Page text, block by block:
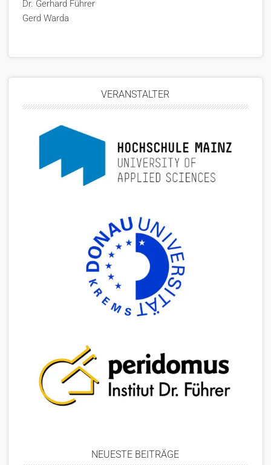
Dr. Gerhard Führer
Gerd Warda
VERANSTALTER
NEUESTE BEITRÄGE